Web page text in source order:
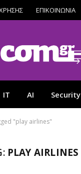
ΕΠΙΚΟΙΝΩΝΙΑ
IT AI Security
"play airlines"
PLAY AIRLINES